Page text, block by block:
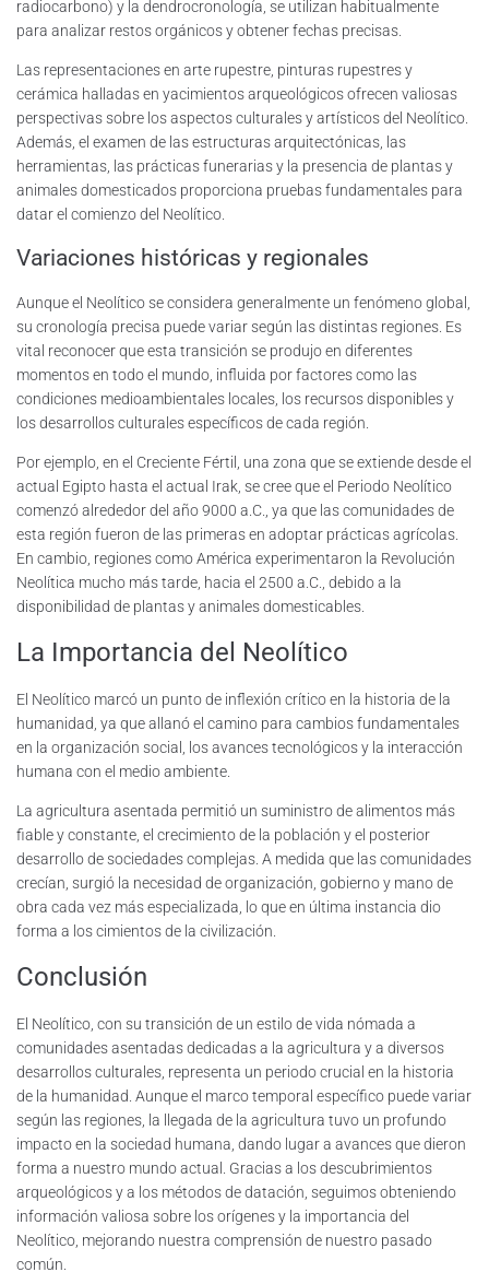
radiocarbono) y la dendrocronología, se utilizan habitualmente
para analizar restos orgánicos y obtener fechas precisas.
Las representaciones en arte rupestre, pinturas rupestres y
cerámica halladas en yacimientos arqueológicos ofrecen valiosas
perspectivas sobre los aspectos culturales y artísticos del Neolítico.
Además, el examen de las estructuras arquitectónicas, las
herramientas, las prácticas funerarias y la presencia de plantas y
animales domesticados proporciona pruebas fundamentales para
datar el comienzo del Neolítico.
Variaciones históricas y regionales
Aunque el Neolítico se considera generalmente un fenómeno global,
su cronología precisa puede variar según las distintas regiones. Es
vital reconocer que esta transición se produjo en diferentes
momentos en todo el mundo, influida por factores como las
condiciones medioambientales locales, los recursos disponibles y
los desarrollos culturales específicos de cada región.
Por ejemplo, en el Creciente Fértil, una zona que se extiende desde el
actual Egipto hasta el actual Irak, se cree que el Periodo Neolítico
comenzó alrededor del año 9000 a.C., ya que las comunidades de
esta región fueron de las primeras en adoptar prácticas agrícolas.
En cambio, regiones como América experimentaron la Revolución
Neolítica mucho más tarde, hacia el 2500 a.C., debido a la
disponibilidad de plantas y animales domesticables.
La Importancia del Neolítico
El Neolítico marcó un punto de inflexión crítico en la historia de la
humanidad, ya que allanó el camino para cambios fundamentales
en la organización social, los avances tecnológicos y la interacción
humana con el medio ambiente.
La agricultura asentada permitió un suministro de alimentos más
fiable y constante, el crecimiento de la población y el posterior
desarrollo de sociedades complejas. A medida que las comunidades
crecían, surgió la necesidad de organización, gobierno y mano de
obra cada vez más especializada, lo que en última instancia dio
forma a los cimientos de la civilización.
Conclusión
El Neolítico, con su transición de un estilo de vida nómada a
comunidades asentadas dedicadas a la agricultura y a diversos
desarrollos culturales, representa un periodo crucial en la historia
de la humanidad. Aunque el marco temporal específico puede variar
según las regiones, la llegada de la agricultura tuvo un profundo
impacto en la sociedad humana, dando lugar a avances que dieron
forma a nuestro mundo actual. Gracias a los descubrimientos
arqueológicos y a los métodos de datación, seguimos obteniendo
información valiosa sobre los orígenes y la importancia del
Neolítico, mejorando nuestra comprensión de nuestro pasado
común.